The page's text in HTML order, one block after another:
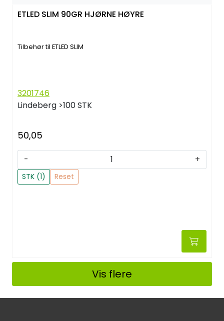
ETLED SLIM 90GR HJØRNE HØYRE
Tilbehør til ETLED SLIM
3201746
Lindeberg >100 STK
50,05
- +
STK (1) Reset
Vis flere